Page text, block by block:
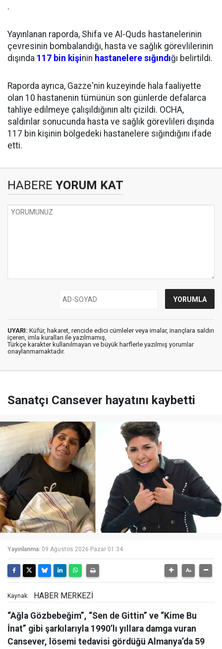
.
Yayınlanan raporda, Shifa ve Al-Quds hastanelerinin
çevresinin bombalandığı, hasta ve sağlık görevlilerinin
dışında 117 bin kişinin hastanelere sığındığı belirtildi.
Raporda ayrıca, Gazze'nin kuzeyinde hala faaliyette
olan 10 hastanenin tümünün son günlerde defalarca
tahliye edilmeye çalışıldığının altı çizildi. OCHA,
saldırılar sonucunda hasta ve sağlık görevlileri dışında
117 bin kişinin bölgedeki hastanelere sığındığını ifade
etti.
HABERE YORUM KAT
UYARI: Küfür, hakaret, rencide edici cümleler veya imalar, inançlara saldırı
içeren, imla kuralları ile yazılmamış,
Türkçe karakter kullanılmayan ve büyük harflerle yazılmış yorumlar
onaylanmamaktadır.
Sanatçı Cansever hayatını kaybetti
Yayınlanma: 09 Ağustos 2026 Pazar 01:34
Kaynak: HABER MERKEZİ
“Ağla Gözbebeğim”, “Sen de Gittin” ve “Kime Bu
İnat” gibi şarkılarıyla 1990’lı yıllara damga vuran
Cansever, lösemi tedavisi gördüğü Almanya’da 59